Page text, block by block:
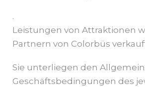
.
Leistungen von Attraktionen
Partnern von Colorbüs
Sie unterliegen den
Geschäftsbedingungen des